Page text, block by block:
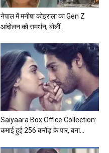
नेपाल में मनीषा कोइराला का Gen Z
आंदोलन को समर्थन, बोलीं...
Saiyaara Box Office Collection:
कमाई हुई 256 करोड़ के पार, बना...